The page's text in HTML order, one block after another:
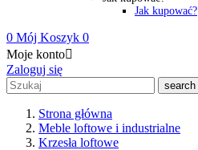
Jak kupować?
0 Mój Koszyk 0
Moje konto
Zaloguj się
search
Strona główna
Meble loftowe i industrialne
Krzesła loftowe